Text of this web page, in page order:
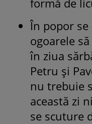
În popor se
ogoarele
în ziua
Petru și
nu trebuie
această zi
se scuture